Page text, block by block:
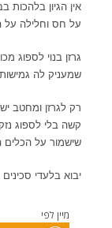
אין הגיון בלהכות
על חס וחלילה על
גרזן בנוי לספוג
שמעניק לה
רק לגרזן ומחטב
קשה בלי לספוג
שישמור על
יבוא בלעדי
מיין לפי